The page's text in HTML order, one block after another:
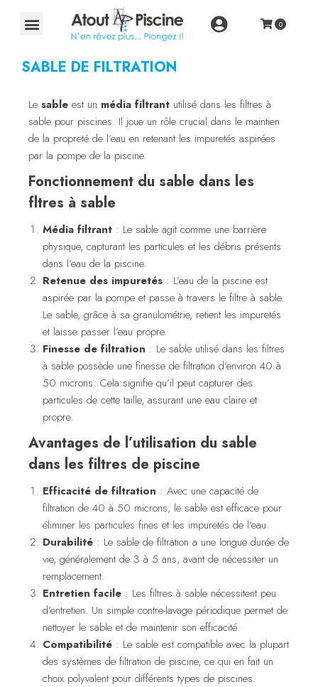
SABLE DE FILTRATION
Le sable est un média filtrant utilisé dans les filtres à
sable pour piscines. Il joue un rôle crucial dans le maintien
de la propreté de l’eau en retenant les impuretés aspirées
par la pompe de la piscine.
Fonctionnement du sable dans les
fltres à sable
Média filtrant : Le sable agit comme une barrière
physique, capturant les particules et les débris présents
dans l’eau de la piscine.
Retenue des impuretés : L’eau de la piscine est
aspirée par la pompe et passe à travers le filtre à sable.
Le sable, grâce à sa granulométrie, retient les impuretés
et laisse passer l’eau propre.
Finesse de filtration : Le sable utilisé dans les filtres
à sable possède une finesse de filtration d’environ 40 à
50 microns. Cela signifie qu’il peut capturer des
particules de cette taille, assurant une eau claire et
propre.
Avantages de l’utilisation du sable
dans les filtres de piscine
Efficacité de filtration : Avec une capacité de
filtration de 40 à 50 microns, le sable est efficace pour
éliminer les particules fines et les impuretés de l’eau.
Durabilité : Le sable de filtration a une longue durée de
vie, généralement de 3 à 5 ans, avant de nécessiter un
remplacement.
Entretien facile : Les filtres à sable nécessitent peu
d’entretien. Un simple contre-lavage périodique permet de
nettoyer le sable et de maintenir son efficacité.
Compatibilité : Le sable est compatible avec la plupart
des systèmes de filtration de piscine, ce qui en fait un
choix polyvalent pour différents types de piscines.